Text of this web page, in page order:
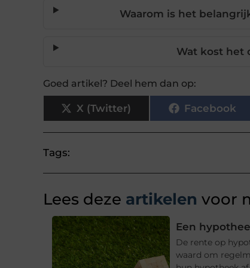
Waarom is het
Wat kost het
Goed artikel? Deel hem dan op:
X (Twitter) Facebook
Tags:
Lees deze artikelen voor
Een
De rente op
waard om